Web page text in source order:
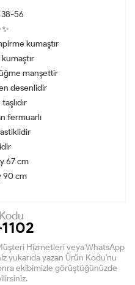
56
kumaştır
manşettir
desenlidir
fermuarlı
67 cm
90 cm
Hizmetleri veya WhatsApp
yukarıda yazan Ürün Kodu'nu
ekibimizle görüştüğünüzde